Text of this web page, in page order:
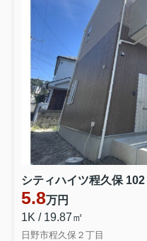
シティハイツ程久保 102
5.8万円
1K / 19.87㎡
日野市程久保２丁目